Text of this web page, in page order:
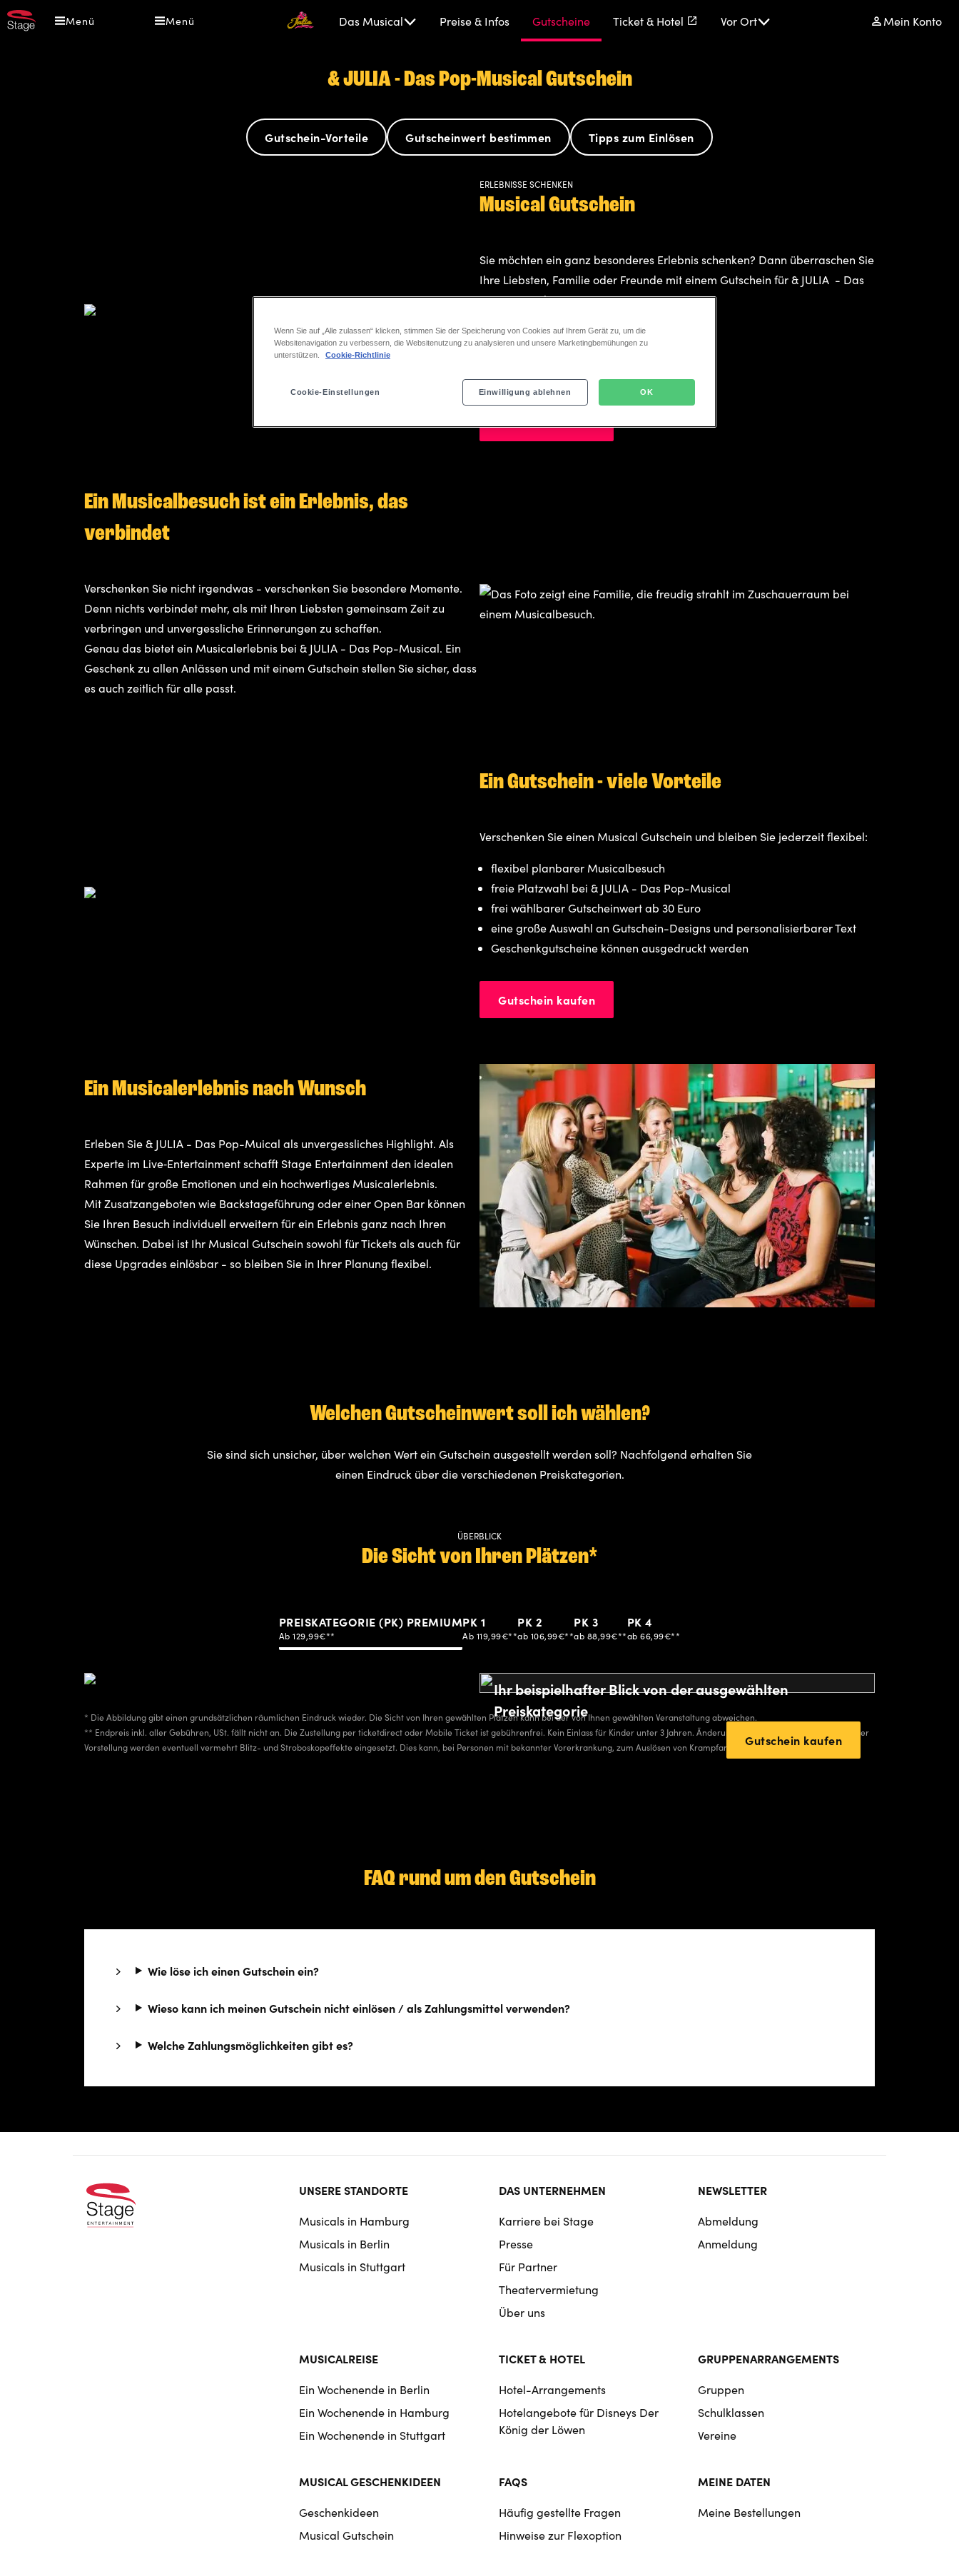
Direkt
zum
Menü Menü
Julia
Das
Pop
Das Musical Preise & Infos Gutscheine Ticket & Hotel Vor Ort Mein Konto
& JULIA - Das Pop-Musical Gutschein
Gutschein-Vorteile Gutscheinwert bestimmen Tipps zum Einlösen
ERLEBNISSE SCHENKEN
Musical Gutschein
Sie möchten ein ganz besonderes Erlebnis schenken? Dann überraschen Sie
Ihre Liebsten, Familie oder Freunde mit einem Gutschein für & JULIA - Das
Pop-Musical.
zum sofort Ausdrucken erhältlich
Gutschein kaufen
Ein Musicalbesuch ist ein Erlebnis, das
verbindet
Verschenken Sie nicht irgendwas - verschenken Sie besondere Momente.
Denn nichts verbindet mehr, als mit Ihren Liebsten gemeinsam Zeit zu
verbringen und unvergessliche Erinnerungen zu schaffen.
Genau das bietet ein Musicalerlebnis bei & JULIA - Das Pop-Musical. Ein
Geschenk zu allen Anlässen und mit einem Gutschein stellen Sie sicher, dass
es auch zeitlich für alle passt.
Ein Gutschein - viele Vorteile
Verschenken Sie einen Musical Gutschein und bleiben Sie jederzeit flexibel:
flexibel planbarer Musicalbesuch
freie Platzwahl bei & JULIA - Das Pop-Musical
frei wählbarer Gutscheinwert ab 30 Euro
eine große Auswahl an Gutschein-Designs und personalisierbarer Text
Geschenkgutscheine können ausgedruckt werden
Gutschein kaufen
Ein Musicalerlebnis nach Wunsch
Erleben Sie & JULIA - Das Pop-Muical als unvergessliches Highlight. Als
Experte im Live‑Entertainment schafft Stage Entertainment den idealen
Rahmen für große Emotionen und ein hochwertiges Musicalerlebnis.
Mit Zusatzangeboten wie Backstageführung oder einer Open Bar können
Sie Ihren Besuch individuell erweitern für ein Erlebnis ganz nach Ihren
Wünschen. Dabei ist Ihr Musical Gutschein sowohl für Tickets als auch für
diese Upgrades einlösbar - so bleiben Sie in Ihrer Planung flexibel.
Welchen Gutscheinwert soll ich wählen?
Sie sind sich un­si­cher, über wel­chen Wert ein Gut­schein aus­ge­stellt wer­den soll? Nachfolgend erhalten Sie
einen Eindruck über die verschiedenen Preiskategorien.
ÜBERBLICK
Die Sicht von Ihren Plätzen*
PREISKATEGORIE (PK) PREMIUM
Ab 129,99€**
PK 1
Ab 119,99€**
PK 2
ab 106,99€**
PK 3
ab 88,99€**
PK 4
ab 66,99€**
Ihr beispielhafter Blick von der ausgewählten
Preiskategorie
Gutschein kaufen
* Die Abbildung gibt einen grundsätzlichen räumlichen Eindruck wieder. Die Sicht von Ihren gewählten Plätzen kann bei der von Ihnen gewählten Veranstaltung abweichen.
** Endpreis inkl. aller Gebühren, USt. fällt nicht an. Die Zustellung per ticketdirect oder Mobile Ticket ist gebührenfrei. Kein Einlass für Kinder unter 3 Jahren. Änderungen sind vorbehalten. Während der
Vorstellung werden eventuell vermehrt Blitz- und Stroboskopeffekte eingesetzt. Dies kann, bei Personen mit bekannter Vorerkrankung, zum Auslösen von Krampfanfällen führen.
FAQ rund um den Gutschein
Wie löse ich einen Gutschein ein?
Wieso kann ich meinen Gutschein nicht einlösen / als Zahlungsmittel verwenden?
Wel­che Zah­lungs­mög­lich­kei­ten gibt es?
Footer
navigation
UNSERE STANDORTE
Musicals in Hamburg
Musicals in Berlin
Musicals in Stuttgart
DAS UNTERNEHMEN
Karriere bei Stage
Presse
Für Partner
Theatervermietung
Über uns
NEWSLETTER
Abmeldung
Anmeldung
MUSICALREISE
Ein Wochenende in Berlin
Ein Wochenende in Hamburg
Ein Wochenende in Stuttgart
TICKET & HOTEL
Hotel-Arrangements
Hotelangebote für Disneys Der
König der Löwen
GRUPPENARRANGEMENTS
Gruppen
Schulklassen
Vereine
MUSICAL GESCHENKIDEEN
Geschenkideen
Musical Gutschein
FAQS
Häufig gestellte Fragen
Hinweise zur Flexoption
MEINE DATEN
Meine Bestellungen
Wenn Sie auf „Alle zulassen“ klicken, stimmen Sie der Speicherung von Cookies auf Ihrem Gerät zu, um die
Websitenavigation zu verbessern, die Websitenutzung zu analysieren und unsere Marketingbemühungen zu
unterstützen.
Cookie-Richtlinie
Cookie-Einstellungen Einwilligung ablehnen OK